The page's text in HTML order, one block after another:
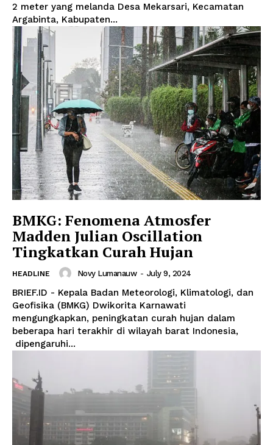
2 meter yang melanda Desa Mekarsari, Kecamatan
Argabinta, Kabupaten...
BMKG: Fenomena Atmosfer
Madden Julian Oscillation
Tingkatkan Curah Hujan
HEADLINE Novy Lumanauw - July 9, 2024
BRIEF.ID - Kepala Badan Meteorologi, Klimatologi, dan
Geofisika (BMKG) Dwikorita Karnawati
mengungkapkan, peningkatan curah hujan dalam
beberapa hari terakhir di wilayah barat Indonesia,
dipengaruhi...